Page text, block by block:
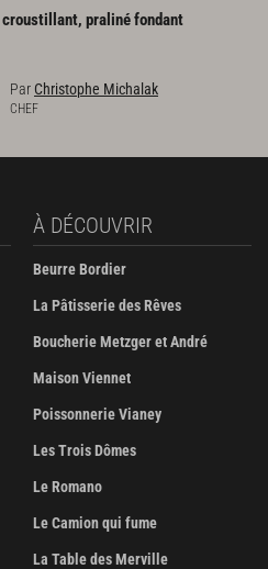
croustillant, pralinéfondant
Par Christophe Michalak
CHEF
À DÉCOUVRIR
Beurre Bordier
La Pâtisserie des Rêves
Boucherie Metzger et André
Maison Viennet
Poissonnerie Vianey
Les Trois Dômes
Le Romano
Le Camion qui fume
La Table des Merville